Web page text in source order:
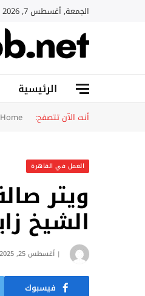
الجمعة, أغسطس 7, 2026
الرئيسية
أنت الآن تتصفح: Home
العمل في القاهرة
ويتر
الشيخ
أغسطس 25, 2025
فيسبوك